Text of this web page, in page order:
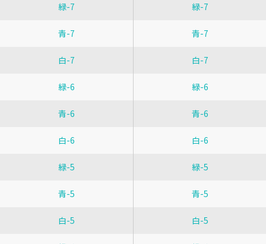
緑-7 緑-7
青-7 青-7
白-7 白-7
緑-6 緑-6
青-6 青-6
白-6 白-6
緑-5 緑-5
青-5 青-5
白-5 白-5